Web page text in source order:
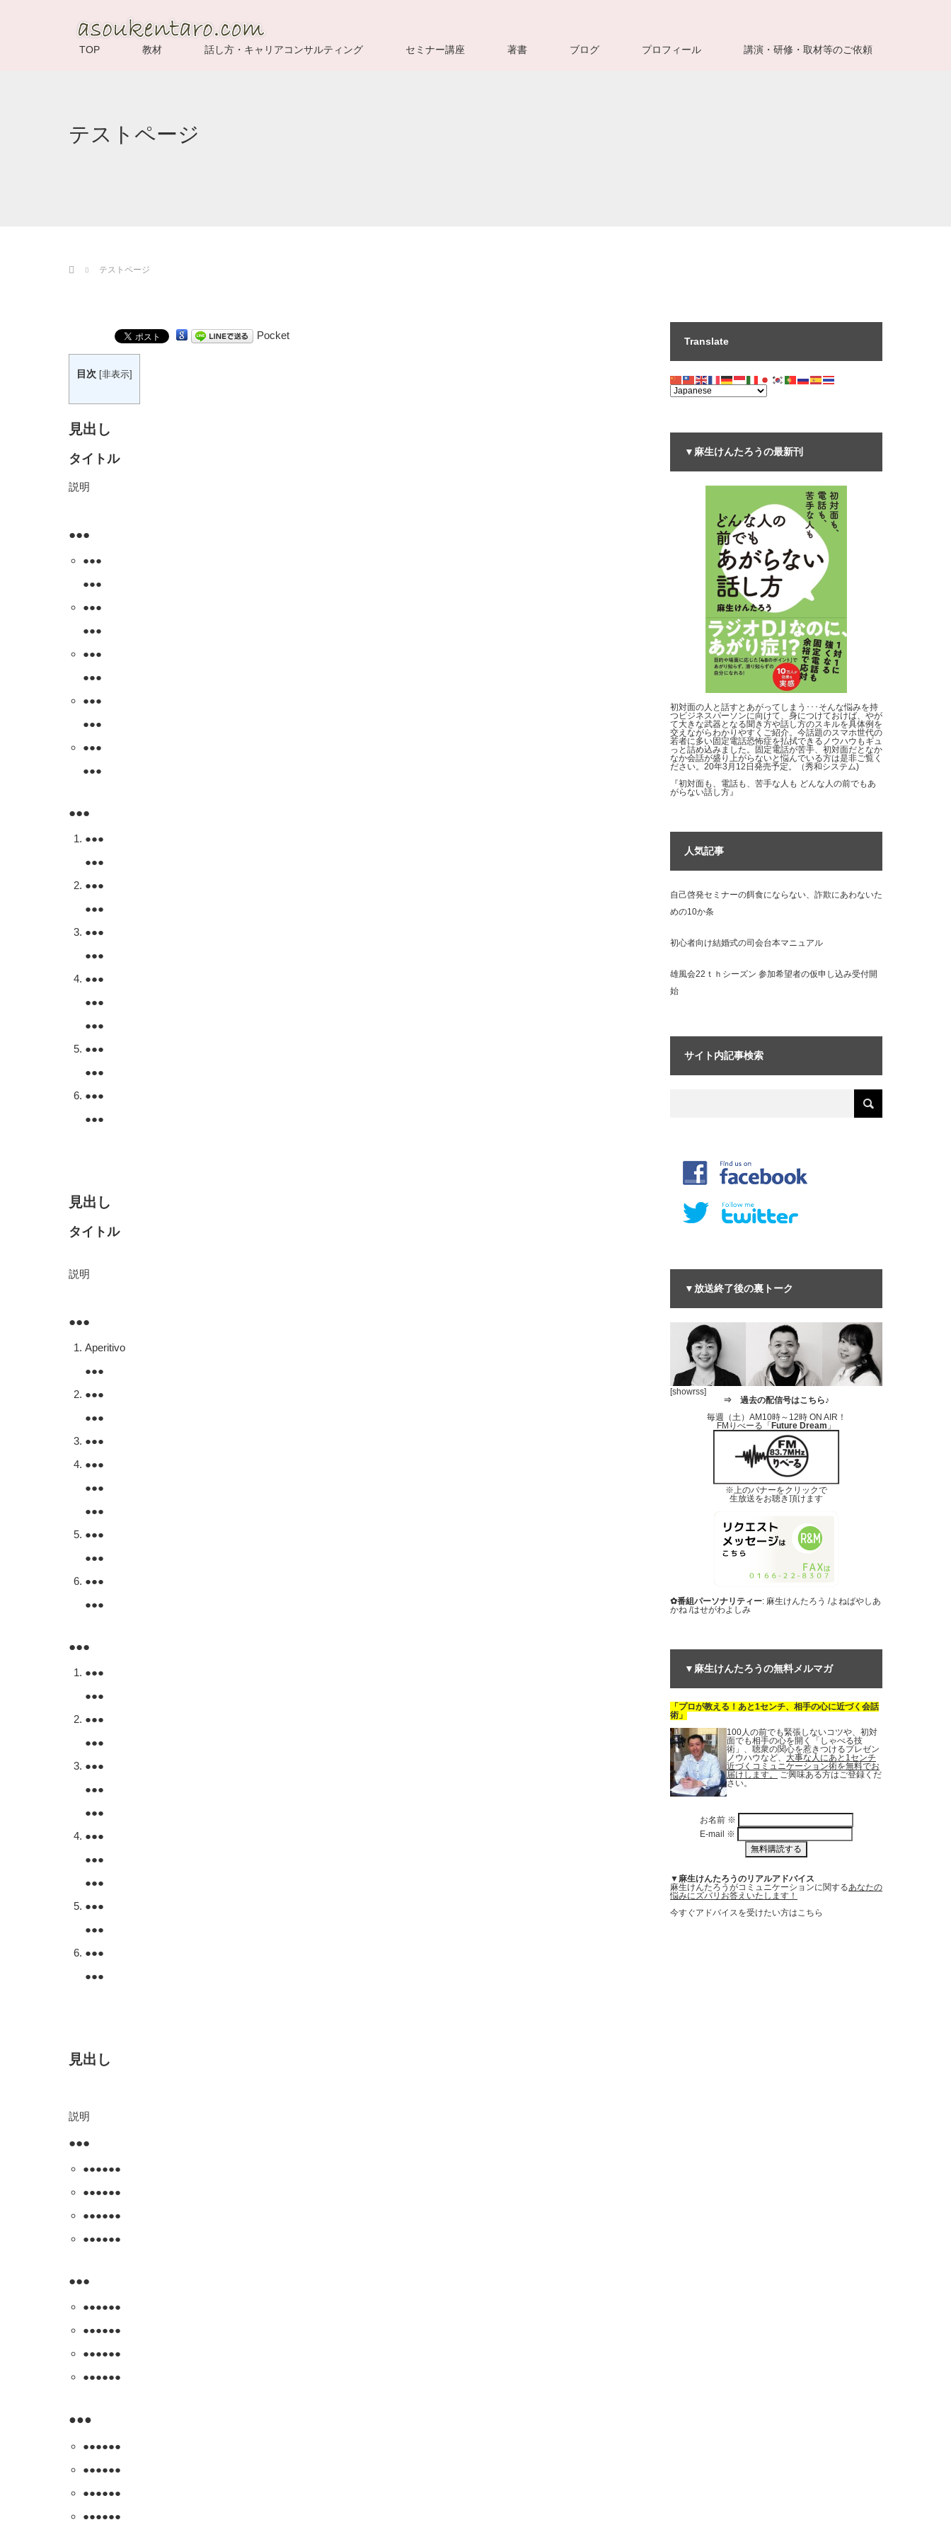
TOP 教材 話し方・キャリアコンサルティング セミナー講座 著書 ブログ プロフィール 講演・研修・取材等のご依頼
テストページ
テストページ
Pocket
目次 [非表示]
見出し
タイトル
説明
●●●
●●●
●●●
●●●
●●●
●●●
●●●
●●●
●●●
●●●
●●●
●●●
●●●
●●●
●●●
●●●
●●●
●●●
●●●
●●●
●●●
●●●
●●●
●●●
●●●
見出し
タイトル
説明
●●●
Aperitivo
●●●
●●●
●●●
●●●
●●●
●●●
●●●
●●●
●●●
●●●
●●●
●●●
●●●
●●●
●●●
●●●
●●●
●●●
●●●
●●●
●●●
●●●
●●●
●●●
●●●
●●●
見出し
説明
●●●
●●●●●●
●●●●●●
●●●●●●
●●●●●●
●●●
●●●●●●
●●●●●●
●●●●●●
●●●●●●
●●●
●●●●●●
●●●●●●
●●●●●●
●●●●●●
Translate
▼麻生けんたろうの最新刊
初対面の人と話すとあがってしまう･･･そんな悩みを持
つビジネスパーソンに向けて、身につけておけば、やが
て大きな武器となる聞き方や話し方のスキルを具体例を
交えながらわかりやすくご紹介。今話題のスマホ世代の
若者に多い固定電話恐怖症を払拭できるノウハウもギュ
っと詰め込みました。固定電話が苦手、初対面だとなか
なか会話が盛り上がらないと悩んでいる方は是非ご覧く
ださい。20年3月12日発売予定。（秀和システム)
『初対面も、電話も、苦手な人も どんな人の前でもあ
がらない話し方』
人気記事
自己啓発セミナーの餌食にならない、詐欺にあわないた
めの10か条
初心者向け結婚式の司会台本マニュアル
雄風会22ｔｈシーズン 参加希望者の仮申し込み受付開
始
サイト内記事検索
▼放送終了後の裏トーク
[showrss]
⇒ 過去の配信号はこちら♪
毎週（土）AM10時～12時 ON AIR！
FMりべーる「Future Dream 」
※上のバナーをクリックで
生放送をお聴き頂けます
✿番組パーソナリティー: 麻生けんたろう /よねばやしあ
かね /はせがわよしみ
▼麻生けんたろうの無料メルマガ
「プロが教える！あと1センチ、相手の心に近づく会話
術」
100人の前でも緊張しないコツや、初対
面でも相手の心を開く「しゃべる技
術」、聴衆の関心を惹きつけるプレゼン
ノウハウなど、 大事な人にあと1センチ
近づくコミュニケーション術を無料でお
届けします。
ご興味ある方はご登録くだ
さい。
お名前 ※
E-mail ※
▼麻生けんたろうのリアルアドバイス
麻生けんたろうがコミュニケーションに関するあなたの
悩みにズバリお答えいたします！
今すぐアドバイスを受けたい方はこちら